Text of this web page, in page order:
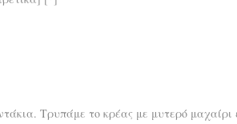
Τρυπάμε το κρέας με μυτερό